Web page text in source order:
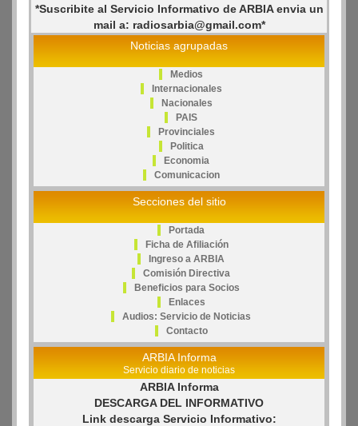
*Suscribite al Servicio Informativo de ARBIA envia un
mail a: radiosarbia@gmail.com*
Noticias agrupadas
Medios
Internacionales
Nacionales
PAIS
Provinciales
Politica
Economia
Comunicacion
Secciones del sitio
Portada
Ficha de Afiliación
Ingreso a ARBIA
Comisión Directiva
Beneficios para Socios
Enlaces
Audios: Servicio de Noticias
Contacto
ARBIA Informa
Servicio diario de noticias
ARBIA Informa
DESCARGA DEL INFORMATIVO
Link descarga Servicio Informativo: